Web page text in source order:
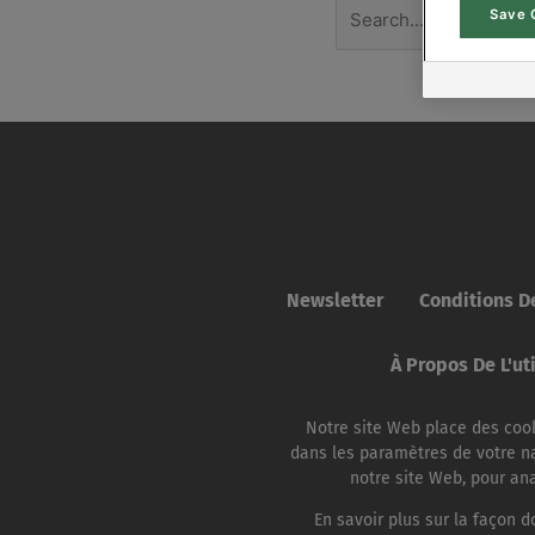
Newsletter Conditions
À Propos De
Notre site Web place des
dans les paramètres de votre
notre site Web, pour
En savoir plus sur la façon
Save